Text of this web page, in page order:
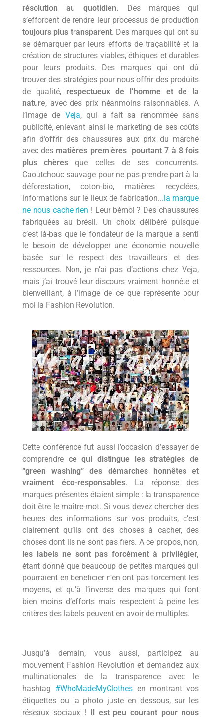
résolution au quotidien. Des marques qui
s’efforcent de rendre leur processus de production
toujours plus transparent. Des marques qui ont su
se démarquer par leurs efforts de traçabilité et la
création de structures viables, éthiques et durables
pour leurs produits. Des marques qui ont dû
trouver des stratégies pour nous offrir des produits
de qualité, respectueux de l’homme et de la
nature, avec des prix néanmoins raisonnables. A
l’image de Veja, qui a fait sa renommée sans
publicité, enlevant ainsi le marketing de ses coûts
afin d’offrir des chaussures aux prix du marché
avec des matières premières pourtant 7 à 8 fois
plus chèresque celles de ses concurrents.
Caoutchouc sauvage pour ne pas prendre part à la
déforestation, coton-bio, matières recyclées,
informations sur le lieux de fabrication...la marque
ne nous cache rien ! Leur bémol ? Des chaussures
fabriquées au brésil. Un choix délibéré puisque
c’est là-bas que le fondateur de la marque a senti
le besoin de développer une économie nouvelle
basée sur le respect des travailleurs et des
ressources. Non, je n’ai pas d’actions chez Veja,
mais j’ai trouvé leur discours vraiment honnête et
bienveillant, à l’image de ce que représente pour
moi la Fashion Revolution.
Cette conférence fut aussi l’occasion d’essayer de
comprendre ce qui distingue les stratégies de
“green washing” des démarches honnêtes et
vraiment éco-responsables. La réponse des
marques présentes étaient simple : la transparence
doit être le maître-mot. Si vous devez chercher des
heures des informations sur vos produits, c’est
clairement qu’ils ont des choses à cacher, des
choses dont ils ne sont pas fiers. A ce propos, non,
les labels ne sont pas forcément à privilégier,
étant donné que beaucoup de petites marques qui
pourraient en bénéficier n’en ont pas forcément les
moyens, et qu’à l’inverse des marques qui font
bien moins d’efforts mais respectent à peine les
critères des labels peuvent en avoir de multiples.
Jusqu’à demain, vous aussi, participez au
mouvement Fashion Revolution et demandez aux
multinationales de la transparence avec le
hashtag #WhoMadeMyClothes en montrant vos
étiquettes ou la photo juste en dessous, sur les
réseaux sociaux !
Il est peu courant pour nous